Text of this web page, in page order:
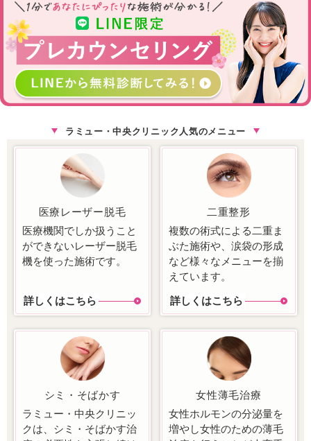
ラミュー・中央クリニック人気のメニュー
医療レーザー脱毛
医療機関でしか扱うこと
ができないレーザー脱毛
機を使った施術です。
詳しくはこちら
二重整形
複数の術式による二重ま
ぶた施術や、涙袋の形成
など様々なメニューを揃
えています。
詳しくはこちら
シミ・そばかす
ラミュー・中央クリニッ
クは、シミ・そばかす治
女性薄毛治療
女性ホルモンの分泌量を
増やし女性のための薄毛